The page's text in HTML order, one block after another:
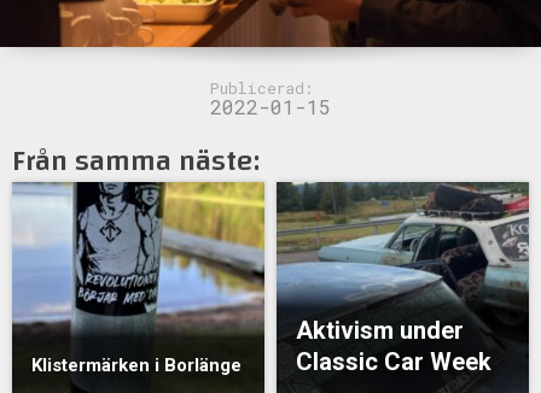
Publicerad:
2022-01-15
Från samma näste:
Klistermärken i Borlänge
Aktivism under
Classic Car Week